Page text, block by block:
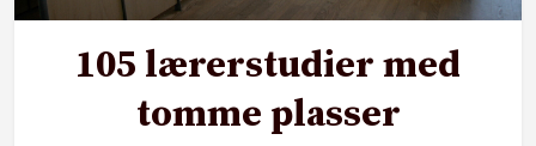
105 lærerstudier med
tomme plasser